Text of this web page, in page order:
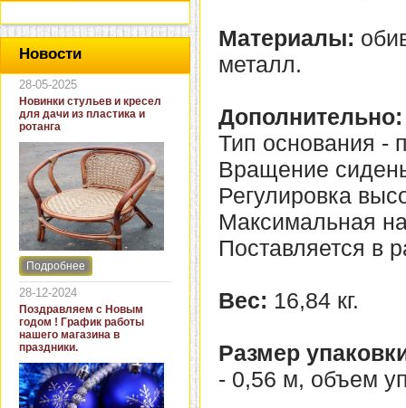
Новости
28-05-2025
Новинки стульев и кресел
для дачи из пластика и
ротанга
Интернет-магазин "Кровать
и диван" представляет
новинки стульев и кресел
для дачи. В ассортименте
представлены как
бюджетные модели из
пластика для дачи, так и
кресла для загородных
домов из натурального и
искусственного ротанга.
Подробнее
28-12-2024
Поздравляем с Новым
годом ! График работы
нашего магазина в
праздники.
Материалы:
металл.
Дополнительно:
Тип основания -
Вращение
Регулировка
Максимальная
Поставляется в
Вес: 16,84 кг.
Размер
- 0,56 м, объем